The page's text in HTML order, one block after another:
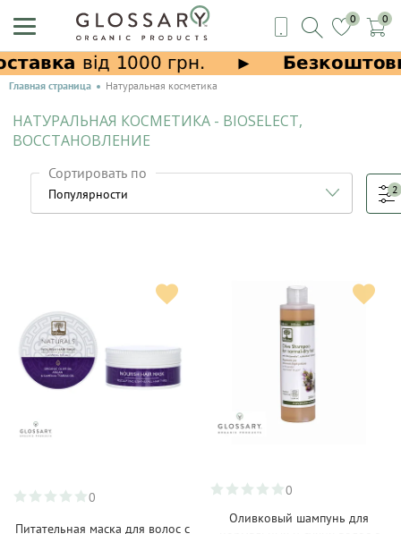
0 0
Главная страница Натуральная косметика
НАТУРАЛЬНАЯ КОСМЕТИКА - BIOSELECT,
ВОССТАНОВЛЕНИЕ
Сортировать по
2
0
Питательная маска для волос с
0
Оливковый шампунь для